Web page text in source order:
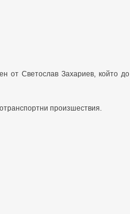
от Светослав Захариев, който до
произшествия.